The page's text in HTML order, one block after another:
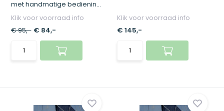
met handmatige bedienin...
Klik voor voorraad info
€ 95,- € 84,-
Klik voor voorraad info
€ 145,-